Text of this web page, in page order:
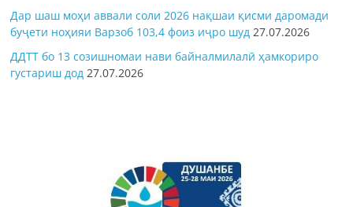
Дар шаш моҳи аввали соли 2026 нақшаи қисми даромади
буҷети ноҳияи Варзоб 103,4 фоиз иҷро шуд 27.07.2026
ДДТТ бо 13 созишномаи нави байналмилалӣ ҳамкориро
густариш дод 27.07.2026